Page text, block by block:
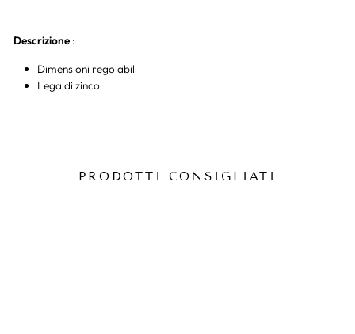
Descrizione :
Dimensioni regolabili
Lega di zinco
PRODOTTI CONSIGLIATI